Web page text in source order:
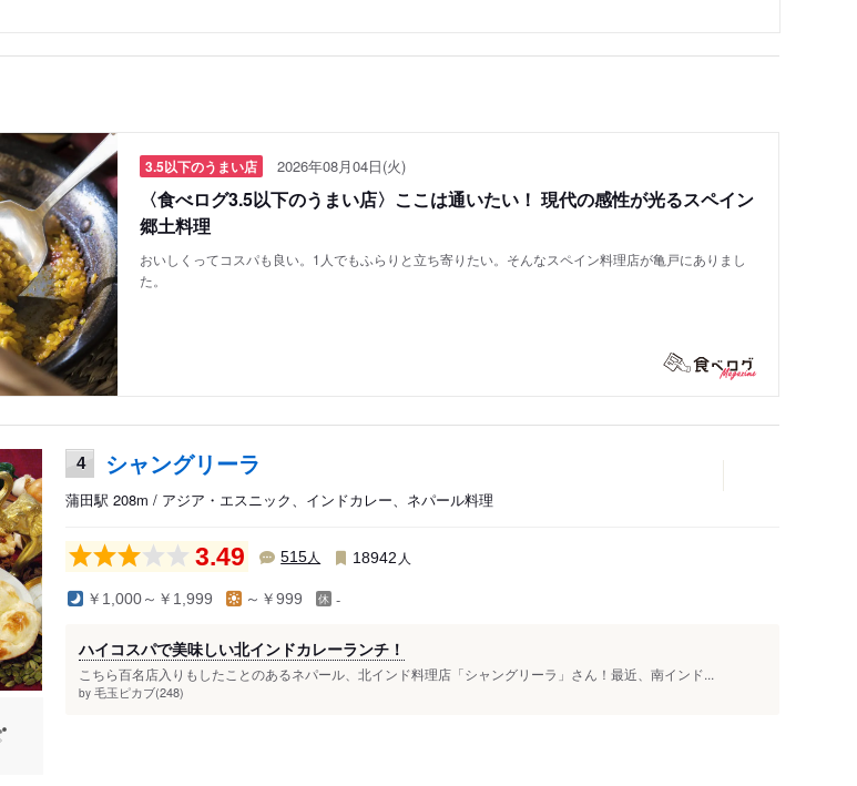
3.5以下のうまい店 2026年08月04日(火)
〈食べログ3.5以下のうまい店〉ここは通いたい！ 現代の感性が光るスペイン
郷土料理
おいしくってコスパも良い。1人でもふらりと立ち寄りたい。そんなスペイン料理店が亀戸にありまし
た。
4 シャングリーラ
蒲田駅 208m / アジア・エスニック、インドカレー、ネパール料理
3.49 515人 18942 人
￥1,000～￥1,999 ～￥999 -
ハイコスパで美味しい北インドカレーランチ！
こちら百名店入りもしたことのあるネパール、北インド料理店「シャングリーラ」さん！最近、南インド...
by 毛玉ピカブ(248)